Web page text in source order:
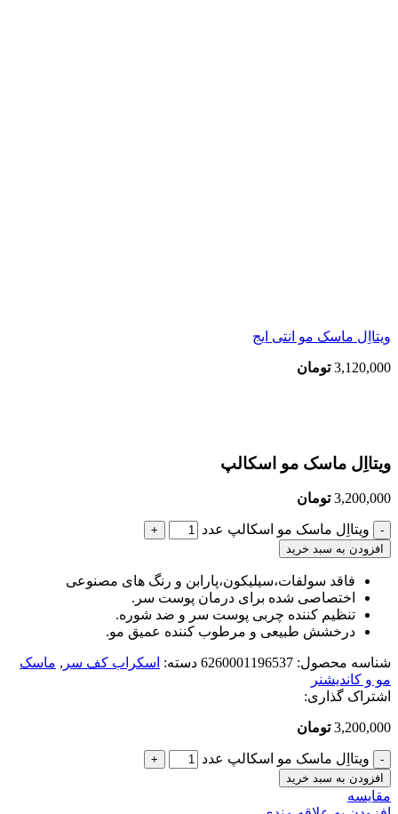
ویتااِل ماسک مو انتی ایج
3,120,000 تومان
ویتااِل ماسک مو اسکالپ
3,200,000 تومان
ویتااِل ماسک مو اسکالپ عدد
افزودن به سبد خرید
فاقد سولفات،سیلیکون،پارابن و رنگ های مصنوعی
اختصاصی شده برای درمان پوست سر.
تنظیم کننده چربی پوست سر و ضد شوره.
درخشش طبیعی و مرطوب کننده عمیق مو.
شناسه محصول: 6260001196537 دسته: اسکراب کف سر , ماسک
مو و کاندیشنر
اشتراک گذاری:
3,200,000 تومان
ویتااِل ماسک مو اسکالپ عدد
افزودن به سبد خرید
مقایسه